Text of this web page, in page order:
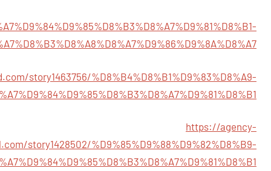
story1463756/%D8%B4%D8%B1%D9%83%D8%A9-
https://agency-
story1428502/%D9%85%D9%88%D9%82%D8%B9-